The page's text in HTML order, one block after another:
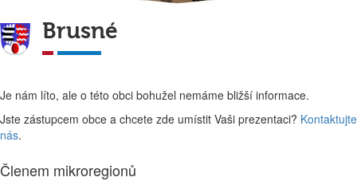
Brusné
Je nám líto, ale o této obci bohužel nemáme bližší informace.
Jste zástupcem obce a chcete zde umístit Vaši prezentaci? Kontaktujte
nás.
Členem mikroregionů